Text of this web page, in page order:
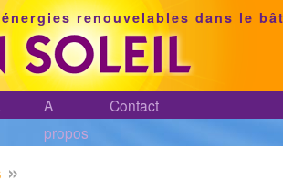
renouvelables dans le
A
propos
Contact
»